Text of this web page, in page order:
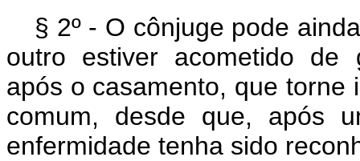
§ 2º - O cônjuge pode
outro estiver acometido de
após o casamento, que torne
comum, desde que, após
enfermidade tenha sido